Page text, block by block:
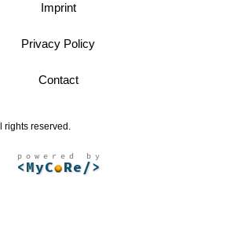
Imprint
Privacy Policy
Contact
rights reserved.